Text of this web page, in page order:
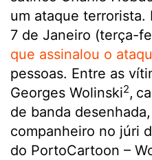
um ataque terrorista.
7 de Janeiro (terça-
que assinalou o
pessoas. Entre as
Georges Wolinski2,
de banda
companheiro no júri
do PortoCartoon –